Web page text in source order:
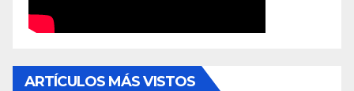
ARTÍCULOS MÁS VISTOS